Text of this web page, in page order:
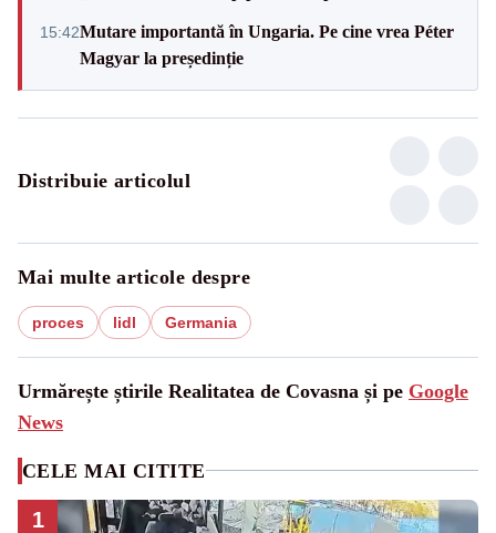
15:42Mutare importantă în Ungaria. Pe cine vrea Péter
Magyar la președinție
Distribuie articolul
Mai multe articole despre
proces lidl Germania
Urmărește știrile Realitatea de Covasna și pe Google
News
CELE MAI CITITE
1